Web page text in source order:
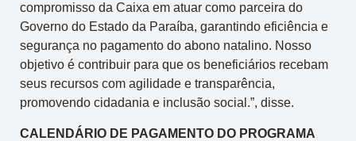
compromisso da Caixa em atuar como parceira do
Governo do Estado da Paraíba, garantindo eficiência e
segurança no pagamento do abono natalino. Nosso
objetivo é contribuir para que os beneficiários recebam
seus recursos com agilidade e transparência,
promovendo cidadania e inclusão social.”, disse.
CALENDÁRIO DE PAGAMENTO DO PROGRAMA